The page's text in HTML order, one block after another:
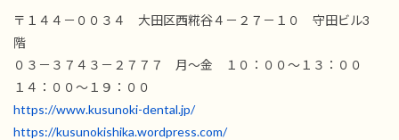
〒１４４－００３４ 大田区西糀谷４－２７－１０ 守田ビル3
階
０３－３７４３－２７７７ 月～金 １０：００～１３：００
１４：００～１９：００
https://www.kusunoki-dental.jp/
https://kusunokishika.wordpress.com/